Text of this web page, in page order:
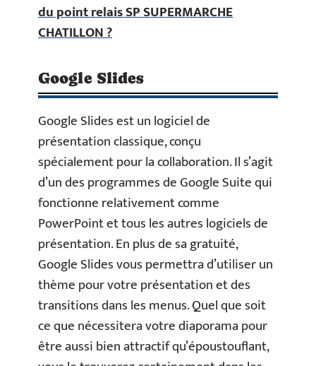
du point relais SP SUPERMARCHE
CHATILLON ?
Google Slides
Google Slides est un logiciel de
présentation classique, conçu
spécialement pour la collaboration. Il s’agit
d’un des programmes de Google Suite qui
fonctionne relativement comme
PowerPoint et tous les autres logiciels de
présentation. En plus de sa gratuité,
Google Slides vous permettra d’utiliser un
thème pour votre présentation et des
transitions dans les menus. Quel que soit
ce que nécessitera votre diaporama pour
être aussi bien attractif qu’époustouflant,